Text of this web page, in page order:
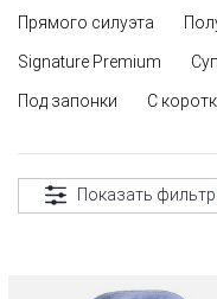
Прямого силуэта
Signature Premium
Под запонки С
Показать фильтр